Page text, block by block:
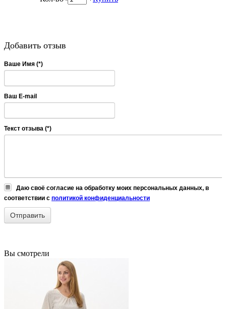
Добавить отзыв
Ваше Имя (*)
Ваш E-mail
Текст отзыва (*)
Даю своё согласие на обработку моих персональных данных, в
соответствии с политикой конфиденциальности
Вы смотрели